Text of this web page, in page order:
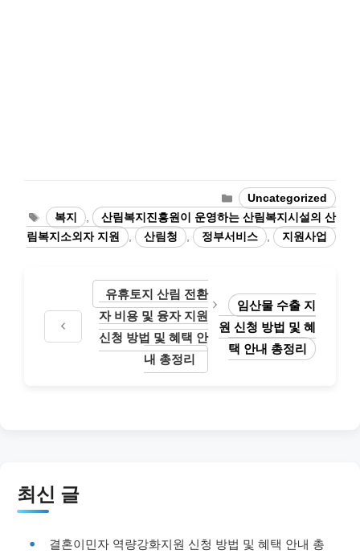
Categories
Uncategorized
Tags
복지 ,
산림복지진흥원이 운영하는 산림복지시설의 산
림복지소외자 지원
, 산림청 , 정부서비스 , 지원사업
유휴토지 산림 전환
자 비용 및 융자 지원
신청 방법 및 혜택 안
내 총정리
임산물 수출 지
원 신청 방법 및 혜
택 안내 총정리
최신 글
결혼이민자 역량강화지원 신청 방법 및 혜택 안내 총